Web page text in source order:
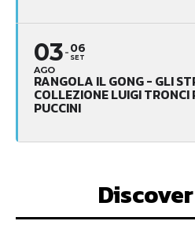
03
AGO
06
SET
RANGOLA IL GONG - GLI
COLLEZIONE LUIGI TRONCI
PUCCINI